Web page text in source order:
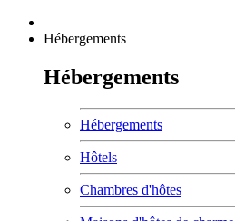
Hébergements
Hébergements
Hébergements
Hôtels
Chambres d'hôtes